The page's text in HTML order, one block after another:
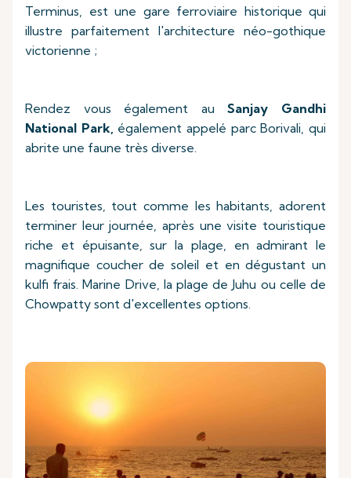
Terminus, est une gare ferroviaire historique qui
illustre parfaitement l'architecture néo-gothique
victorienne ;
Rendez vous également auSanjay Gandhi
National Park, également appelé parc Borivali, qui
abrite une faune très diverse.
Les touristes, tout comme les habitants, adorent
terminer leur journée, après une visite touristique
riche et épuisante, sur la plage, en admirant le
magnifique coucher de soleil et en dégustant un
kulfi frais. Marine Drive, la plage de Juhu ou celle de
Chowpatty sont d'excellentes options.